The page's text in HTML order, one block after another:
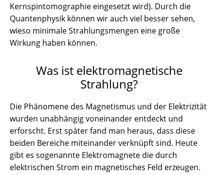
Kernspintomographie eingesetzt wird). Durch die
Quantenphysik können wir auch viel besser sehen,
wieso minimale Strahlungsmengen eine große
Wirkung haben können.
Was ist elektromagnetische
Strahlung?
Die Phänomene des Magnetismus und der Elektrizität
wurden unabhängig voneinander entdeckt und
erforscht. Erst später fand man heraus, dass diese
beiden Bereiche miteinander verknüpft sind. Heute
gibt es sogenannte Elektromagnete die durch
elektrischen Strom ein magnetisches Feld erzeugen.